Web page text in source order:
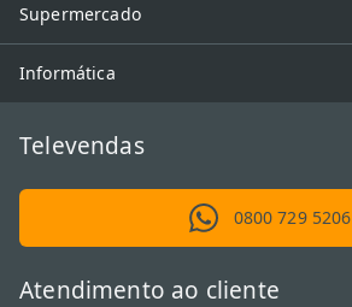
Supermercado
Informática
Televendas
0800 729 5206
Atendimento ao cliente